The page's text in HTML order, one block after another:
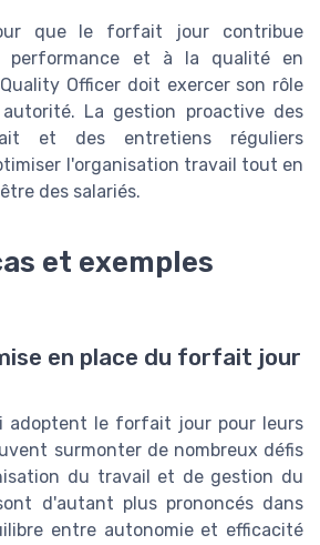
que le forfait jour contribue
performance et à la qualité en
Officer doit exercer son rôle
La gestion proactive des
et des entretiens réguliers
l'organisation travail tout en
des salariés.
et exemples
en place du forfait jour
adoptent le forfait jour pour leurs
surmonter de nombreux défis
du travail et de gestion du
d'autant plus prononcés dans
entre autonomie et efficacité